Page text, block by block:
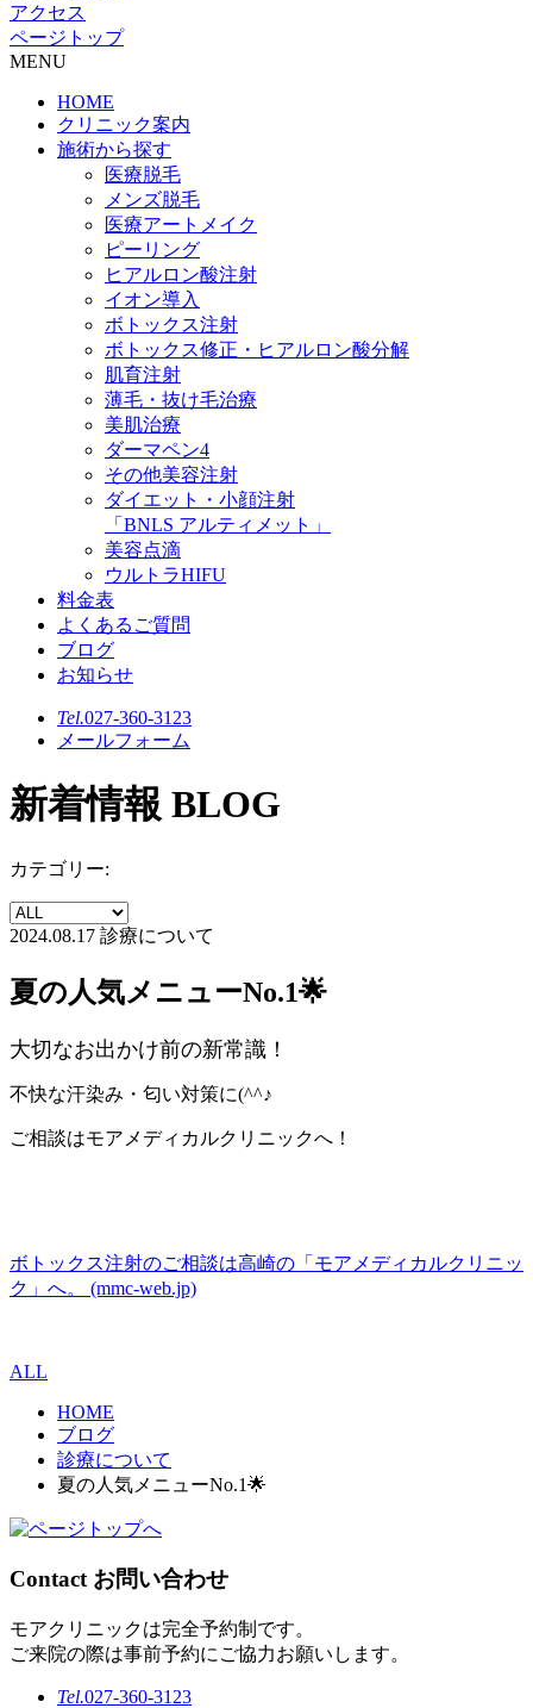
アクセス
ページトップ
MENU
HOME
クリニック案内
施術から探す
医療脱毛
メンズ脱毛
医療アートメイク
ピーリング
ヒアルロン酸注射
イオン導入
ボトックス注射
ボトックス修正・ヒアルロン酸分解
肌育注射
薄毛・抜け毛治療
美肌治療
ダーマペン4
その他美容注射
ダイエット・小顔注射
「BNLS アルティメット」
美容点滴
ウルトラHIFU
料金表
よくあるご質問
ブログ
お知らせ
Tel.027-360-3123
メールフォーム
新着情報 BLOG
カテゴリー:
2024.08.17 診療について
夏の人気メニューNo.1🌟
大切なお出かけ前の新常識！
不快な汗染み・匂い対策に(^^♪
ご相談はモアメディカルクリニックへ！
ボトックス注射のご相談は高崎の「モアメディカルクリニッ
ク」へ。 (mmc-web.jp)
ALL
HOME
ブログ
診療について
夏の人気メニューNo.1🌟
Contact お問い合わせ
モアクリニックは完全予約制です。
ご来院の際は事前予約にご協力お願いします。
Tel.027-360-3123